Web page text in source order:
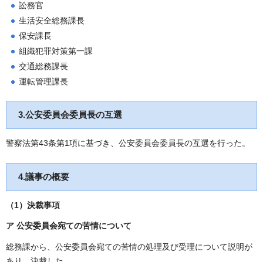
訟務官
生活安全総務課長
保安課長
組織犯罪対策第一課
交通総務課長
運転管理課長
3.公安委員会委員長の互選
警察法第43条第1項に基づき、公安委員会委員長の互選を行った。
4.議事の概要
（1） 決裁事項
ア 公安委員会宛ての苦情について
総務課から、公安委員会宛ての苦情の処理及び受理について説明が